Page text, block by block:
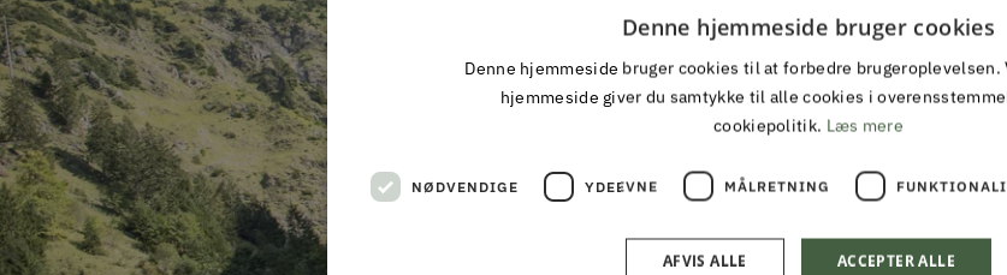
Denne hjemmeside bruger cookies
Denne hjemmeside bruger cookies til at forbedre brugeroplevelsen.
hjemmeside giver du samtykke til alle cookies i
cookiepolitik. Læs mere
NØDVENDIGE YDEEVNE MÅLRETNING
ACCEPTER ALLE
AFVIS ALLE